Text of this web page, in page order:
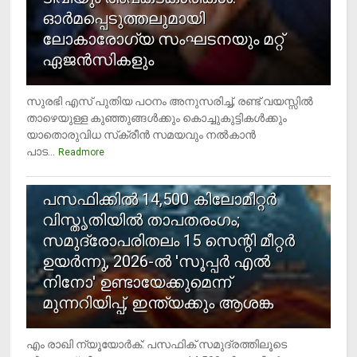
ഓര്‍മപ്പെടുത്തലുമായി
ലോകാരോഗ്യ സംഘടനയും മറ്റ്
ഏജന്‍സികളും
സുരഭി എസ് പുതിയ പഠനം അനുസരിച്ച്, രണ്ട് വയസ്സില്‍
താഴെയുള്ള കുഞ്ഞുങ്ങള്‍ക്കും കൊച്ചുകുട്ടികള്‍ക്കും
യാതൊരുവിധ സ്‌ക്രീന്‍ സമയവും നല്‍കാന്‍
പാട...
Readmore
പസഫിക്കില്‍ 14,500 കിലോമീറ്റര്‍
വിസ്തൃതിയില്‍ താപതരംഗം;
സമുദ്രോപരിതലം 15 സെന്റി മീറ്റര്‍
ഉയര്‍ന്നു, 2026-ല്‍ 'സൂപ്പര്‍ എല്‍
നിനോ' ഉണ്ടായേക്കുമെന്ന്
മുന്നറിയിപ്പ്, ഇന്ത്യക്കും ആശങ്ക
എം രാഖി ന്യൂയോര്‍ക്: പസഫിക് സമുദ്രത്തിലൂടെ